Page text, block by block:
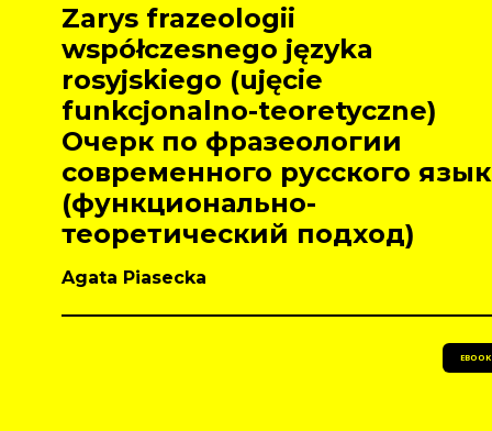
Zarys frazeologii
współczesnego języka
rosyjskiego (ujęcie
funkcjonalno-teoretyczne)
Oчерк по фразеологии
современного русского
(функционально-
теоретический подход)
Agata Piasecka
EBOOK